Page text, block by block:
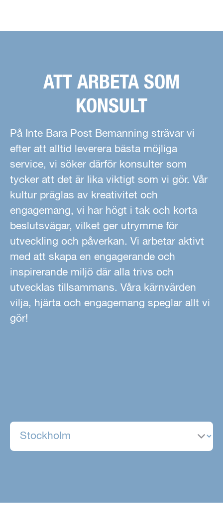
ATT ARBETA SOM
KONSULT
På Inte Bara Post Bemanning strävar vi
efter att alltid leverera bästa möjliga
service, vi söker därför konsulter som
tycker att det är lika viktigt som vi gör. Vår
kultur präglas av kreativitet och
engagemang, vi har högt i tak och korta
beslutsvägar, vilket ger utrymme för
utveckling och påverkan. Vi arbetar aktivt
med att skapa en engagerande och
inspirerande miljö där alla trivs och
utvecklas tillsammans. Våra kärnvärden
vilja, hjärta och engagemang speglar allt vi
gör!